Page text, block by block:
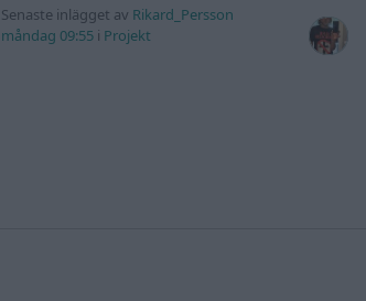
Senaste inlägget av Rikard_Persson
måndag 09:55i Projekt